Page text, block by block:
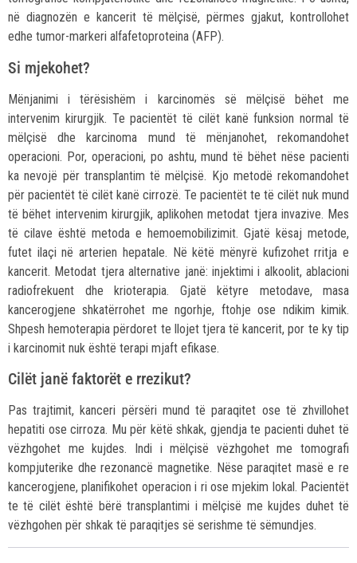
në diagnozën e kancerit të mëlçisë, përmes gjakut, kontrollohet
edhe tumor-markeri alfafetoproteina (AFP).
Si mjekohet?
Mënjanimi i tërësishëm i karcinomës së mëlçisë bëhet me
intervenim kirurgjik. Te pacientët të cilët kanë funksion normal të
mëlçisë dhe karcinoma mund të mënjanohet, rekomandohet
operacioni. Por, operacioni, po ashtu, mund të bëhet nëse pacienti
ka nevojë për transplantim të mëlçisë. Kjo metodë rekomandohet
për pacientët të cilët kanë cirrozë. Te pacientët te të cilët nuk mund
të bëhet intervenim kirurgjik, aplikohen metodat tjera invazive. Mes
të cilave është metoda e hemoemobilizimit. Gjatë kësaj metode,
futet ilaçi në arterien hepatale. Në këtë mënyrë kufizohet rritja e
kancerit. Metodat tjera alternative janë: injektimi i alkoolit, ablacioni
radiofrekuent dhe krioterapia. Gjatë këtyre metodave, masa
kancerogjene shkatërrohet me ngorhje, ftohje ose ndikim kimik.
Shpesh hemoterapia përdoret te llojet tjera të kancerit, por te ky tip
i karcinomit nuk është terapi mjaft efikase.
Cilët janë faktorët e rrezikut?
Pas trajtimit, kanceri përsëri mund të paraqitet ose të zhvillohet
hepatiti ose cirroza. Mu për këtë shkak, gjendja te pacienti duhet të
vëzhgohet me kujdes. Indi i mëlçisë vëzhgohet me tomografi
kompjuterike dhe rezonancë magnetike. Nëse paraqitet masë e re
kancerogjene, planifikohet operacion i ri ose mjekim lokal. Pacientët
te të cilët është bërë transplantimi i mëlçisë me kujdes duhet të
vëzhgohen për shkak të paraqitjes së serishme të sëmundjes.